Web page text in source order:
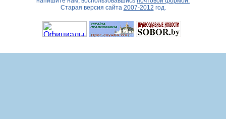
Старая версия сайта 2007-2012 год.